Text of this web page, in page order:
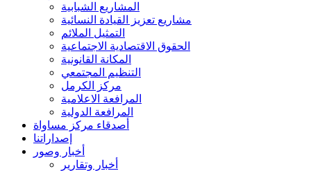
المشاريع الشبابية
مشاريع تعزيز القيادة النسائية
التمثيل الملائم
الحقوق الاقتصادية الاجتماعية
المكانة القانونية
التنظيم المجتمعي
مركز الكرمل
المرافعة الاعلامية
المرافعة الدولية
أصدقاء مركز مساواة
إصداراتنا
أخبار وصور
أخبار وتقارير